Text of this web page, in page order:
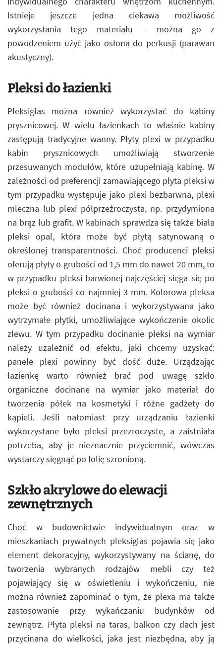
Istnieje jeszcze jedna ciekawa możliwość
wykorzystania tego materiału – można go z
powodzeniem użyć jako osłona do perkusji (parawan
akustyczny).
Pleksi do łazienki
Pleksiglas można również wykorzystać do kabiny
prysznicowej. W wielu łazienkach to właśnie kabiny
zastępują tradycyjne wanny. Płyty plexi w przypadku
kabin prysznicowych umożliwiają stworzenie
przesuwanych modułów, które uzupełniają kabinę. W
zależności od preferencji zamawiającego płyta pleksi w
tym przypadku występuje jako plexi bezbarwna, plexi
mleczna lub plexi półprzeźroczysta, np. przydymiona
na brąz lub grafit. W kabinach sprawdza się także biała
pleksi opal, która może być płytą satynowaną o
określonej transparentności. Choć producenci pleksi
oferują płyty o grubości od 1,5 mm do nawet 20 mm, to
w przypadku pleksi barwionej najczęściej sięga się po
pleksi o grubości co najmniej 3 mm. Kolorowa pleksa
może być również docinana i wykorzystywana jako
wytrzymałe płytki, umożliwiające wykończenie okolic
zlewu. W tym przypadku docinanie pleksi na wymiar
należy uzależnić od efektu, jaki chcemy uzyskać:
panele plexi powinny być dość duże. Urządzając
łazienkę warto również brać pod uwagę szkło
organiczne docinane na wymiar jako materiał do
tworzenia półek na kosmetyki i różne gadżety do
kąpieli. Jeśli natomiast przy urządzaniu łazienki
wykorzystane było pleksi przezroczyste, a zaistniała
potrzeba, aby je nieznacznie przyciemnić, wówczas
wystarczy sięgnąć po folię szronioną.
Szkło akrylowe do elewacji
zewnętrznych
Choć w budownictwie indywidualnym oraz w
mieszkaniach prywatnych pleksiglas pojawia się jako
element dekoracyjny, wykorzystywany na ścianę, do
tworzenia wybranych rodzajów mebli czy też
pojawiający się w oświetleniu i wykończeniu, nie
można również zapominać o tym, że plexa ma także
zastosowanie przy wykańczaniu budynków od
zewnątrz. Płyta pleksi na taras, balkon czy dach jest
przycinana do wielkości, jaka jest niezbędna, aby ją